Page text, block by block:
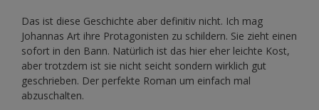
Das ist diese Geschichte aber definitiv nicht. Ich mag
Johannas Art ihre Protagonisten zu schildern. Sie zieht einen
sofort in den Bann. Natürlich ist das hier eher leichte Kost,
aber trotzdem ist sie nicht seicht sondern wirklich gut
geschrieben. Der perfekte Roman um einfach mal
abzuschalten.